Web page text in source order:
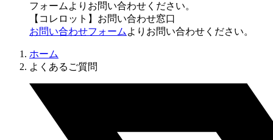
フォームよりお問い合わせください。
【コレロット】お問い合わせ窓口
お問い合わせフォーム よりお問い合わせください。
ホーム
よくあるご質問